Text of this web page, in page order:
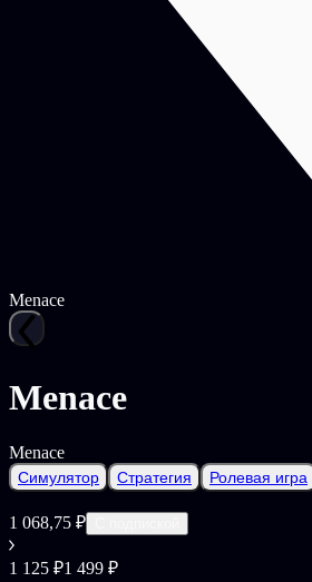
Menace
Menace
Menace
Симулятор Стратегия Ролевая игра
1 068,75 ₽
1 125 ₽1 499 ₽